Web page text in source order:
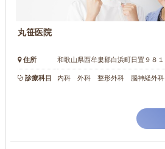
丸笹医院
住所 和歌山県西牟婁郡白浜町日置９８１
診療科目 内科 外科 整形外科 脳神経外科